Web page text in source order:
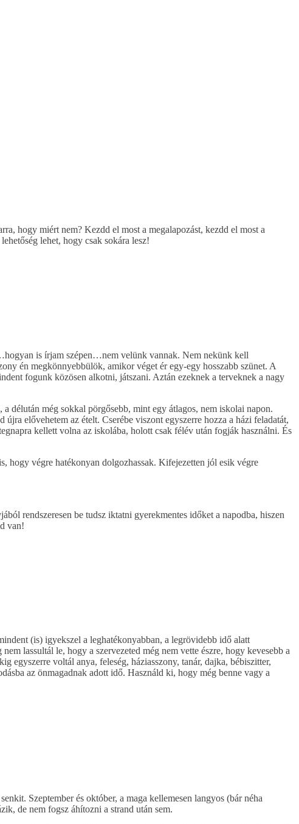
hogy miért nem? Kezdd el most a megalapozást, kezdd el most a
lehet, hogy csak sokára lesz!
is írjam szépen…nem velünk vannak. Nem nekünk kell
én megkönnyebbülök, amikor véget ér egy-egy hosszabb szünet. A
fogunk közösen alkotni, játszani. Aztán ezeknek a terveknek a nagy
délután még sokkal pörgősebb, mint egy átlagos, nem iskolai napon.
elővehetem az ételt. Cserébe viszont egyszerre hozza a házi feladatát,
kellett volna az iskolába, holott csak félév után fogják használni. És
hogy végre hatékonyan dolgozhassak. Kifejezetten jól esik végre
rendszeresen be tudsz iktatni gyerekmentes időket a napodba, hiszen
van!
(is) igyekszel a leghatékonyabban, a legrövidebb idő alatt
lassultál le, hogy a szervezeted még nem vette észre, hogy kevesebb a
egyszerre voltál anya, feleség, háziasszony, tanár, dajka, bébiszitter,
az önmagadnak adott idő. Használd ki, hogy még benne vagy a
Szeptember és október, a maga kellemesen langyos (bár néha
de nem fogsz áhítozni a strand után sem.